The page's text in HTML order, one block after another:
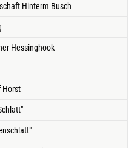
Hinterm Busch
Hessinghook
Horst